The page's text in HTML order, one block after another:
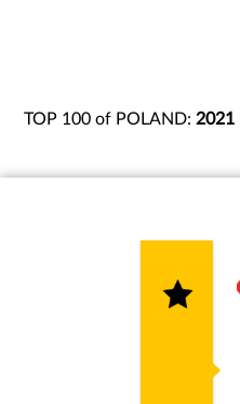
TOP 100 of POLAND:2021